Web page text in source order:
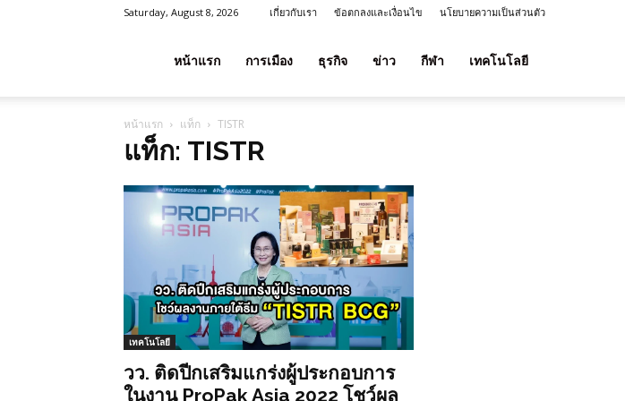
Saturday, August 8, 2026 เกี่ยวกับเรา ข้อตกลงและเงื่อนไข นโยบายความเป็นส่วนตัว
ลาภ
ประเทศไทย
หน้าแรก การเมือง ธุรกิจ ข่าว กีฬา เทคโนโลยี
หน้าแรก แท็ก TISTR
แท็ก: TISTR
เทคโนโลยี
วว. ติดปีกเสริมแกร่งผู้ประกอบการ
ในงาน ProPak Asia 2022 โชว์ผล